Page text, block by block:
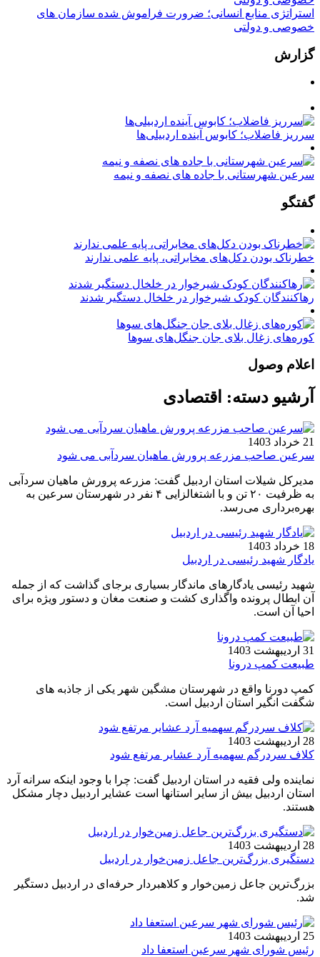
استراتژی منابع انسانی؛ ضرورت فراموش شده سازمان های
خصوصی و دولتی
گزارش
سرریز فاضلاب؛ کابوس آینده اردبیلی‌ها
سرعین شهرستانی با جاده های نصفه و نیمه
گفتگو
خطرناک بودن دکل‌های مخابراتی، پایه علمی ندارند
رهاکنندگان کودک شیرخوار در خلخال دستگیر شدند
کوره‌های زغال بلای جان جنگل‌های سوها
اعلام وصول
آرشیو دسته: اقتصادی
21 خرداد 1403
سرعین صاحب مزرعه پرورش ماهیان سردآبی می شود
مدیرکل شیلات استان اردبیل گفت: مزرعه پرورش ماهیان سردآبی
به ظرفیت ۲۰ تن و با اشتغالزایی ۴ نفر در شهرستان سرعین به
بهره‌برداری می‌رسد.
18 خرداد 1403
یادگار شهید رئیسی در اردبیل
شهید رئیسی یادگارهای ماندگار بسیاری برجای گذاشت که از جمله
آن ابطال پرونده واگذاری کشت و صنعت مغان و دستور ویژه برای
احیا آن است.
31 اردیبهشت 1403
طبیعت کمپ درونا
کمپ دورنا واقع در شهرستان مشگین شهر یکی از جاذبه های
شگفت انگیر استان اردبیل است.
28 اردیبهشت 1403
کلاف سردرگم سهمیه آرد عشایر مرتفع شود
نماینده ولی فقیه در استان اردبیل گفت: چرا با وجود اینکه سرانه آرد
استان اردبیل بیش از سایر استانها است عشایر اردبیل دچار مشکل
هستند.
28 اردیبهشت 1403
دستگیری بزرگ‌ترین جاعل زمین‌خوار در اردبیل
بزرگ‌ترین جاعل زمین‌خوار و کلاهبردار حرفه‌ای در اردبیل دستگیر
شد.
25 اردیبهشت 1403
رئیس شورای شهر سرعین استعفا داد